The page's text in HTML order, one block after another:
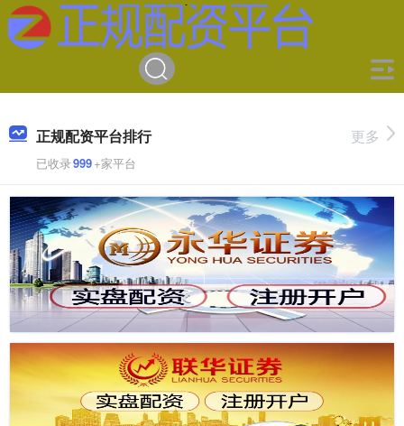
正规配资平台排行
已收录999+家平台
更多